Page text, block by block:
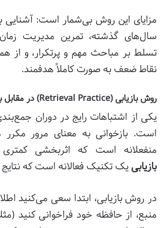
مزایای این روش بی‌شمار است: آشنایی
سال‌های گذشته، تمرین مدیریت
تسلط بر مباحث مهم و پرتکرار، و از
نقاط ضعف به صورت کاملاً هدفمند.
روش بازیابی (Retrieval Practice) در مقابل بازخوانی (Rereading)
یکی از اشتباهات رایج در دوران
است. بازخوانی به معنای مرور
منفعلانه است که اثربخشی کمتری
بازیابییک تکنیک فعالانه است که نتایج
در روش بازیابی، ابتدا سعی می‌کنید
منبع، از حافظه خود فراخوانی کنید